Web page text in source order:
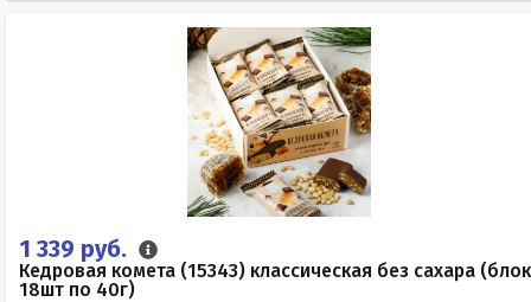
1 339 руб.
Кедровая комета (15343) классическая без сахара (блок
18шт по 40г)